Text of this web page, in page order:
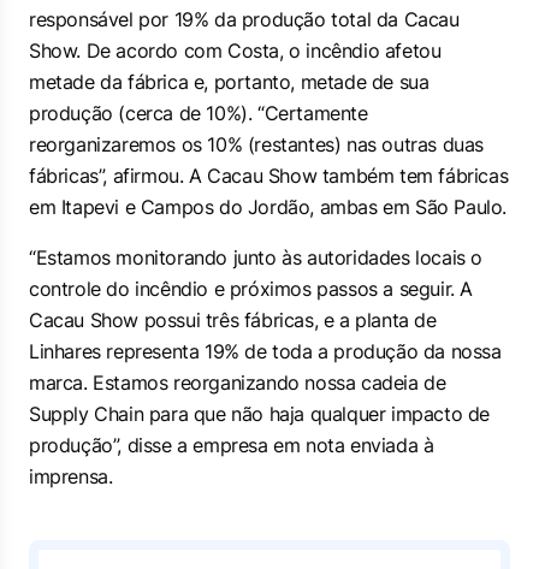
responsável por 19% da produção total da Cacau
Show. De acordo com Costa, o incêndio afetou
metade da fábrica e, portanto, metade de sua
produção (cerca de 10%). “Certamente
reorganizaremos os 10% (restantes) nas outras duas
fábricas”, afirmou. A Cacau Show também tem fábricas
em Itapevi e Campos do Jordão, ambas em São Paulo.
“Estamos monitorando junto às autoridades locais o
controle do incêndio e próximos passos a seguir. A
Cacau Show possui três fábricas, e a planta de
Linhares representa 19% de toda a produção da nossa
marca. Estamos reorganizando nossa cadeia de
Supply Chainpara que não haja qualquer impacto de
produção”, disse a empresa em nota enviada à
imprensa.